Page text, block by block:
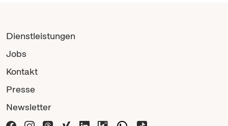
Dienstleistungen
Jobs
Kontakt
Presse
Newsletter